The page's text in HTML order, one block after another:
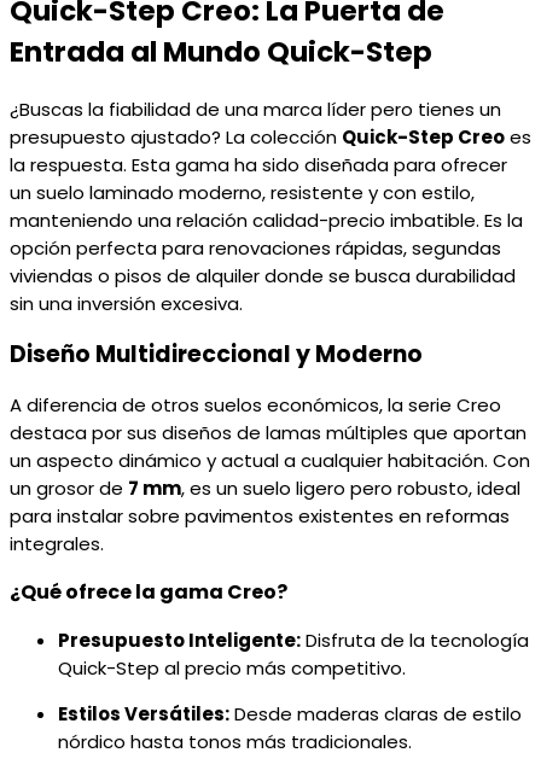
Quick-Step Creo: La Puerta de
Entrada al Mundo Quick-Step
¿Buscas la fiabilidad de una marca líder pero tienes un
presupuesto ajustado? La colección Quick-Step Creoes
la respuesta. Esta gama ha sido diseñada para ofrecer
un suelo laminado moderno, resistente y con estilo,
manteniendo una relación calidad-precio imbatible. Es la
opción perfecta para renovaciones rápidas, segundas
viviendas o pisos de alquiler donde se busca durabilidad
sin una inversión excesiva.
Diseño Multidireccional y Moderno
A diferencia de otros suelos económicos, la serie Creo
destaca por sus diseños de lamas múltiples que aportan
un aspecto dinámico y actual a cualquier habitación. Con
un grosor de 7 mm, es un suelo ligero pero robusto, ideal
para instalar sobre pavimentos existentes en reformas
integrales.
¿Qué ofrece la gama Creo?
Presupuesto Inteligente:Disfruta de la tecnología
Quick-Step al precio más competitivo.
Estilos Versátiles:Desde maderas claras de estilo
nórdico hasta tonos más tradicionales.